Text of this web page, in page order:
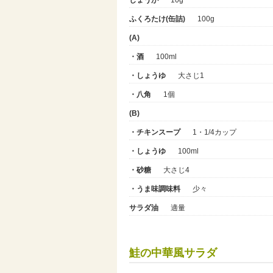
ふくろたけ(缶詰) 100g
(A)
・酒 100ml
・しょうゆ 大さじ1
・八角 1個
(B)
・チキンスープ 1・1/4カップ
・しょうゆ 100ml
・砂糖 大さじ4
・うま味調味料 少々
サラダ油 適量
鮭の中華風サラダ